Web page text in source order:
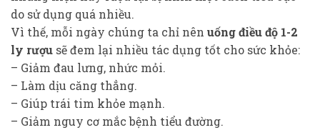
do sử dụng quá nhiều.
Vì thế, mỗi ngày chúng ta chỉ nên uống điều độ 1-2
ly rượu sẽ đem lại nhiều tác dụng tốt cho sức khỏe:
– Giảm đau lưng, nhức mỏi.
– Làm dịu căng thẳng.
– Giúp trái tim khỏe mạnh.
– Giảm nguy cơ mắc bệnh tiểu đường.